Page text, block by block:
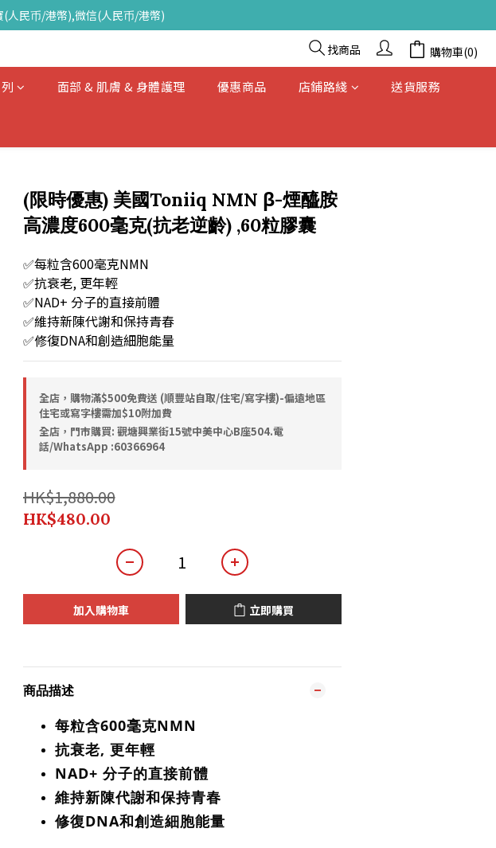
人民币/港幣),微信(人民币/港幣)
找商品 購物車(0)
面部 & 肌膚 & 身體護理 優惠商品 店鋪路綫 送貨服務
(限時優惠) 美國Toniiq NMN β-煙醯胺
高濃度600毫克(抗老逆齡) ,60粒膠囊
✅每粒含600毫克NMN
✅抗衰老, 更年輕
✅NAD+ 分子的直接前體
✅維持新陳代謝和保持青春
✅修復DNA和創造細胞能量
全店，購物滿$500免費送 (順豐站自取/住宅/寫字樓)-偏遠地區
住宅或寫字樓需加$10附加費
全店，門市購買: 觀塘興業街15號中美中心B座504.電
話/WhatsApp :60366964
HK$1,880.00
HK$480.00
加入購物車 立即購買
商品描述
每粒含600毫克NMN
抗衰老, 更年輕
NAD+ 分子的直接前體
維持新陳代謝和保持青春
修復DNA和創造細胞能量